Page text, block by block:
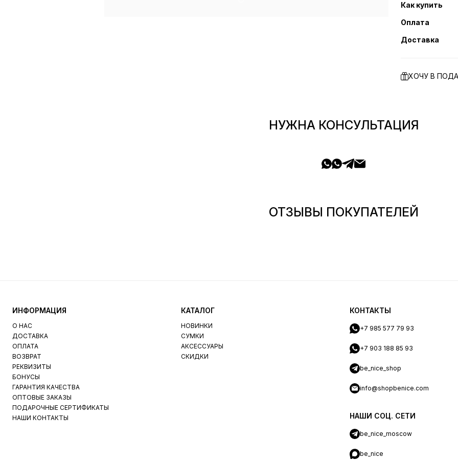
Как купить
Оплата
Доставка
ХОЧУ В
НУЖНА КОНСУЛЬТАЦИЯ
ОТЗЫВЫ ПОКУПАТЕЛЕЙ
ИНФОРМАЦИЯ
О НАС
ДОСТАВКА
ОПЛАТА
ВОЗВРАТ
РЕКВИЗИТЫ
БОНУСЫ
ГАРАНТИЯ КАЧЕСТВА
ОПТОВЫЕ ЗАКАЗЫ
ПОДАРОЧНЫЕ СЕРТИФИКАТЫ
НАШИ КОНТАКТЫ
КАТАЛОГ
НОВИНКИ
СУМКИ
АКСЕССУАРЫ
СКИДКИ
КОНТАКТЫ
+7 985 577 79 93
+7 903 188 85 93
be_nice_shop
info@shopbenice.com
НАШИ СОЦ. СЕТИ
be_nice_moscow
be_nice